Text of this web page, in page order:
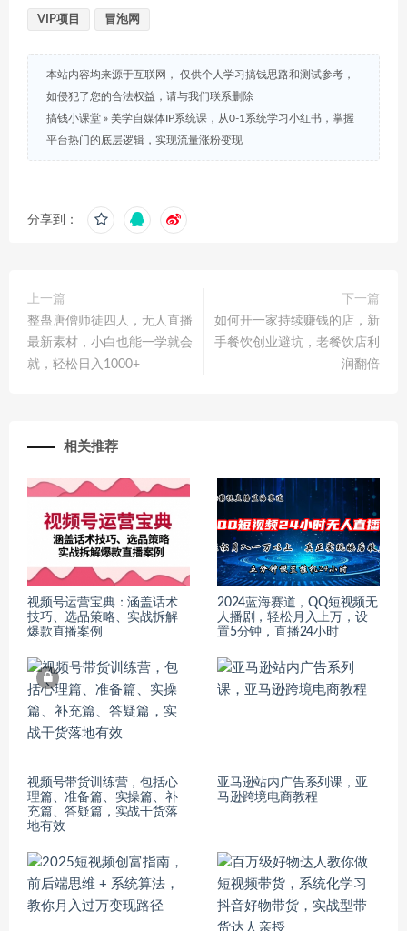
VIP项目 冒泡网
本站内容均来源于互联网， 仅供个人学习搞钱思路和测试参考，
如侵犯了您的合法权益，请与我们联系删除
搞钱小课堂 » 美学自媒体IP系统课，从0-1系统学习小红书，掌握
平台热门的底层逻辑，实现流量涨粉变现
分享到：
上一篇
整蛊唐僧师徒四人，无人直播
最新素材，小白也能一学就会
就，轻松日入1000+
下一篇
如何开一家持续赚钱的店，新
手餐饮创业避坑，老餐饮店利
润翻倍
相关推荐
视频号运营宝典：涵盖话术
技巧、选品策略、实战拆解
爆款直播案例
2024蓝海赛道，QQ短视频无
人播剧，轻松月入上万，设
置5分钟，直播24小时
视频号带货训练营，包括心
理篇、准备篇、实操篇、补
充篇、答疑篇，实战干货落
地有效
亚马逊站内广告系列课，亚
马逊跨境电商教程